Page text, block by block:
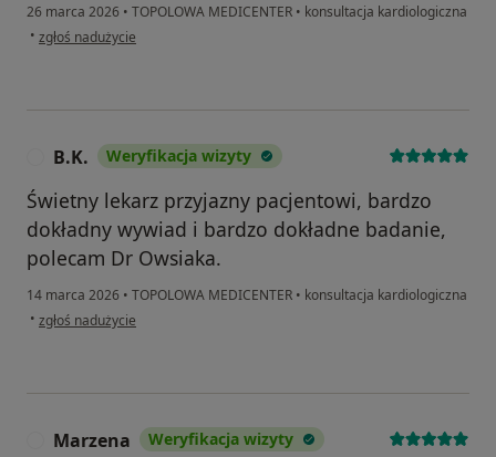
26 marca 2026 • TOPOLOWA MEDICENTER • konsultacja kardiologiczna
• w opinii użytkownika Barbara
zgłoś nadużycie
B.K. Weryfikacja wizyty
Świetny lekarz przyjazny pacjentowi, bardzo
dokładny wywiad i bardzo dokładne badanie,
polecam Dr Owsiaka.
14 marca 2026 • TOPOLOWA MEDICENTER • konsultacja kardiologiczna
• w opinii użytkownika B.K.
zgłoś nadużycie
Marzena Weryfikacja wizyty